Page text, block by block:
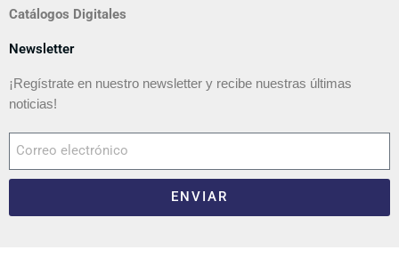
Catálogos Digitales
Newsletter
¡Regístrate en nuestro newsletter y recibe nuestras últimas
noticias!
ENVIAR